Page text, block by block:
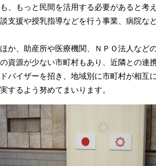
、もっと民間を活用する必要があると考
支援や授乳指導などを行う事業、病院な
か、助産所や医療機関、ＮＰＯ法人など
資源が少ない市町村もあり、近隣との連
バイザーを招き、地域別に市町村が相互
するよう努めてまいります。